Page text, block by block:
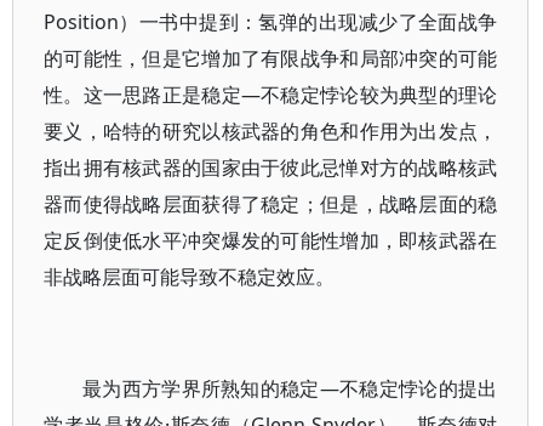
Position）一书中提到：氢弹的出现减少了全面战争
的可能性，但是它增加了有限战争和局部冲突的可能
性。这一思路正是稳定—不稳定悖论较为典型的理论
要义，哈特的研究以核武器的角色和作用为出发点，
指出拥有核武器的国家由于彼此忌惮对方的战略核武
器而使得战略层面获得了稳定；但是，战略层面的稳
定反倒使低水平冲突爆发的可能性增加，即核武器在
非战略层面可能导致不稳定效应。
最为西方学界所熟知的稳定—不稳定悖论的提出